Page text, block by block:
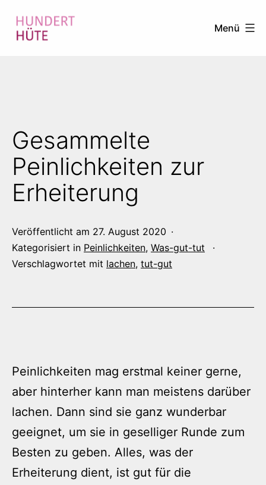
Inhalt
Menü
Gesammelte
Peinlichkeiten zur
Erheiterung
Veröffentlicht am 27. August 2020
Kategorisiert in Peinlichkeiten, Was-gut-tut
Verschlagwortet mit lachen, tut-gut
Peinlichkeiten mag erstmal keiner gerne,
aber hinterher kann man meistens darüber
lachen. Dann sind sie ganz wunderbar
geeignet, um sie in geselliger Runde zum
Besten zu geben. Alles, was der
Erheiterung dient, ist gut für die